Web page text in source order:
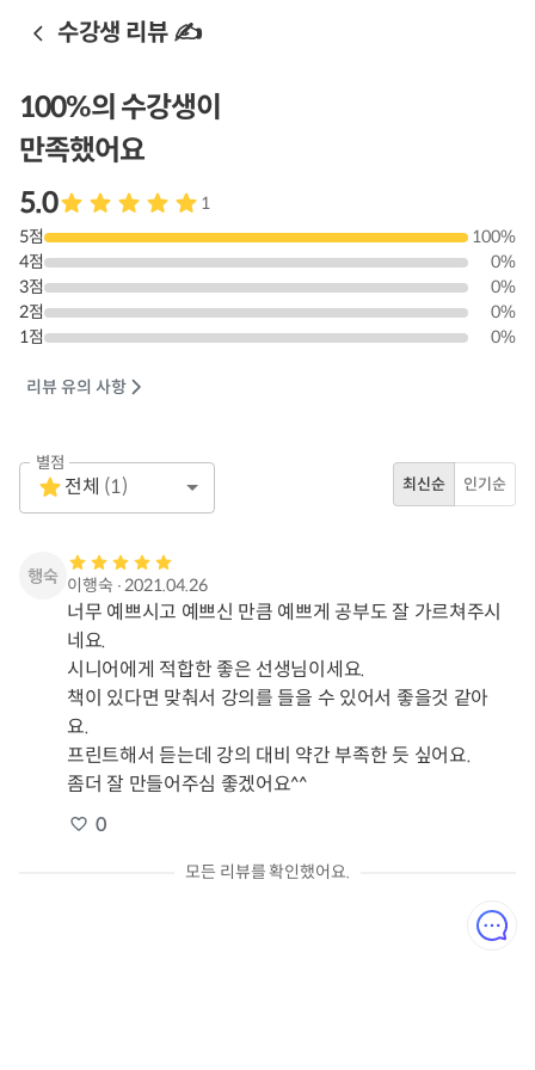
수강생 리뷰 ✍️
100%의 수강생이
만족했어요
5.0
1
5점 100%
4점 0%
3점 0%
2점 0%
1점 0%
리뷰 유의 사항
별점
1 Star
Empty
전체 (1) 최신순 인기순
이행숙 ∙2021.04.26
너무 예쁘시고 예쁘신 만큼 예쁘게 공부도 잘 가르쳐주시
네요.
시니어에게 적합한 좋은 선생님이세요.
책이 있다면 맞춰서 강의를 들을 수 있어서 좋을것 같아
요.
프린트해서 듣는데 강의 대비 약간 부족한 듯 싶어요.
좀더 잘 만들어주심 좋겠어요^^
0
모든 리뷰를 확인했어요.